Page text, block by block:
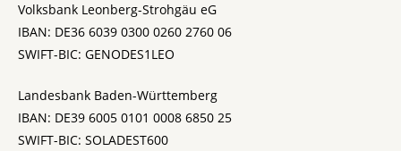
Volksbank Leonberg-Strohgäu eG
IBAN: DE36 6039 0300 0260 2760 06
SWIFT-BIC: GENODES1LEO
Landesbank Baden-Württemberg
IBAN: DE39 6005 0101 0008 6850 25
SWIFT-BIC: SOLADEST600